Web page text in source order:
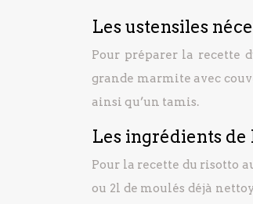
Les ustensiles
Pour préparer la recette
grande marmite avec
ainsi qu’un tamis.
Les ingrédients de
Pour la recette du risotto
ou 2l de moulés déjà